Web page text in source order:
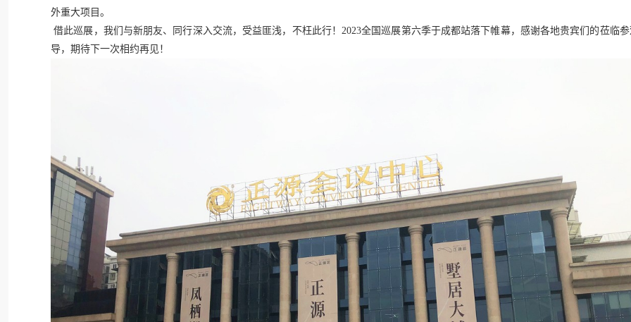
外重大项目。
借此巡展，我们与新朋友、同行深入交流，受益匪浅，不枉此行！ 2023全国巡展第六季于成都站落下帷幕，感谢各地贵宾们的莅临
导，期待下一次相约再见！